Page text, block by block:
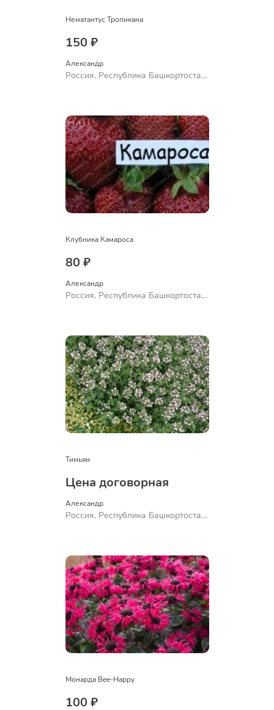
Нематантус Тропикана
150 ₽
Александр
Россия, Республика Башкортостан,
Клубника Камароса
80 ₽
Александр
Россия, Республика Башкортостан,
Тимьян
Цена договорная
Александр
Россия, Республика Башкортостан,
Монарда Bee-Happy
100 ₽